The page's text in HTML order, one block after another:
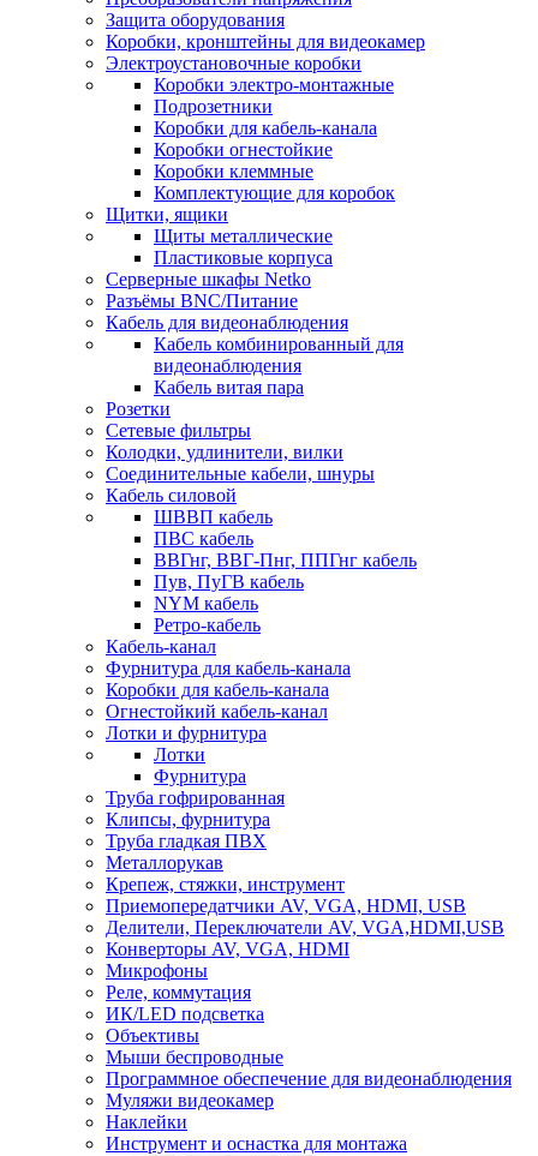
Защита оборудования
Коробки, кронштейны для видеокамер
Электроустановочные коробки
Коробки электро-монтажные
Подрозетники
Коробки для кабель-канала
Коробки огнестойкие
Коробки клеммные
Комплектующие для коробок
Щитки, ящики
Щиты металлические
Пластиковые корпуса
Серверные шкафы Netko
Разъёмы BNC/Питание
Кабель для видеонаблюдения
Кабель комбинированный для
видеонаблюдения
Кабель витая пара
Розетки
Сетевые фильтры
Колодки, удлинители, вилки
Соединительные кабели, шнуры
Кабель силовой
ШВВП кабель
ПВС кабель
ВВГнг, ВВГ-Пнг, ППГнг кабель
Пув, ПуГВ кабель
NYM кабель
Ретро-кабель
Кабель-канал
Фурнитура для кабель-канала
Коробки для кабель-канала
Огнестойкий кабель-канал
Лотки и фурнитура
Лотки
Фурнитура
Труба гофрированная
Клипсы, фурнитура
Труба гладкая ПВХ
Металлорукав
Крепеж, стяжки, инструмент
Приемопередатчики AV, VGA, HDMI, USB
Делители, Переключатели AV, VGA,HDMI,USB
Конверторы AV, VGA, HDMI
Микрофоны
Реле, коммутация
ИК/LED подсветка
Объективы
Мыши беспроводные
Программное обеспечение для видеонаблюдения
Муляжи видеокамер
Наклейки
Инструмент и оснастка для монтажа